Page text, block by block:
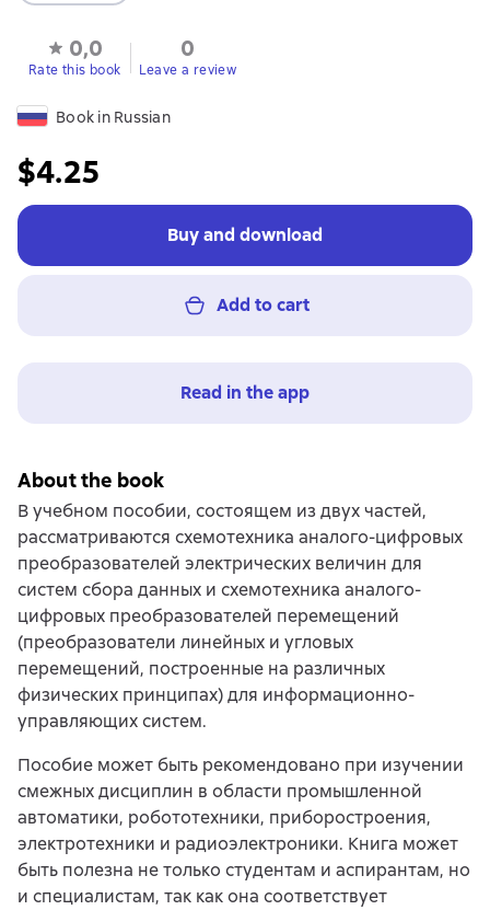
0,0
Rate this book
0
Leave a review
Book in Russian
$4.25
Buy and download
Add to cart
Read in the app
About the book
В учебном пособии, состоящем из двух частей,
рассматриваются схемотехника аналого-цифровых
преобразователей электрических величин для
систем сбора данных и схемотехника аналого-
цифровых преобразователей перемещений
(преобразователи линейных и угловых
перемещений, построенные на различных
физических принципах) для информационно-
управляющих систем.
Пособие может быть рекомендовано при изучении
смежных дисциплин в области промышленной
автоматики, робототехники, приборостроения,
электротехники и радиоэлектроники. Книга может
быть полезна не только студентам и аспирантам, но
и специалистам, так как она соответствует